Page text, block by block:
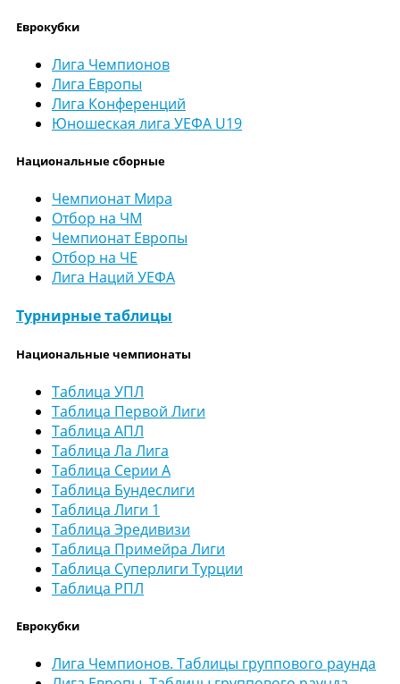
Еврокубки
Лига Чемпионов
Лига Европы
Лига Конференций
Юношеская лига УЕФА U19
Национальные сборные
Чемпионат Мира
Отбор на ЧМ
Чемпионат Европы
Отбор на ЧЕ
Лига Наций УЕФА
Турнирные таблицы
Национальные чемпионаты
Таблица УПЛ
Таблица Первой Лиги
Таблица АПЛ
Таблица Ла Лига
Таблица Серии А
Таблица Бундеслиги
Таблица Лиги 1
Таблица Эредивизи
Таблица Примейра Лиги
Таблица Суперлиги Турции
Таблица РПЛ
Еврокубки
Лига Чемпионов. Таблицы группового раунда